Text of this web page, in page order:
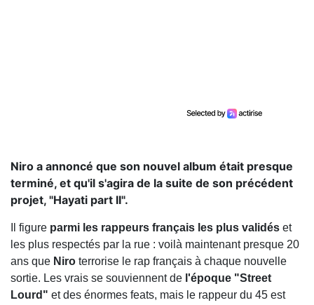
Niro a annoncé que son nouvel album était presque
terminé, et qu'il s'agira de la suite de son précédent
projet, "Hayati part II".
Il figure parmi les rappeurs français les plus validés et
les plus respectés par la rue : voilà maintenant presque 20
ans que Niro terrorise le rap français à chaque nouvelle
sortie. Les vrais se souviennent de l'époque "Street
Lourd" et des énormes feats, mais le rappeur du 45 est